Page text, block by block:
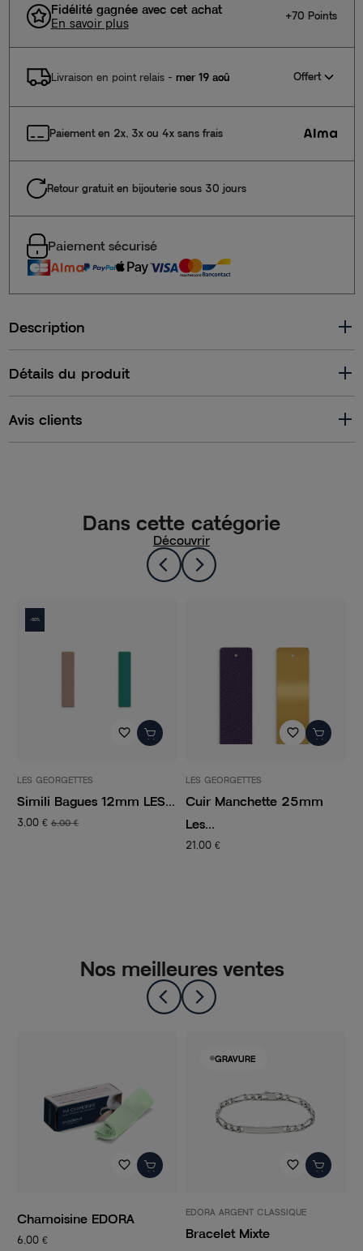
Fidélité gagnée avec cet achat
En savoir plus
+70 Points
Livraison en point relais- mer 19 aoû Offert
Paiement en 2x, 3x ou 4x sans frais
Retour gratuit en bijouterie sous 30 jours
Paiement sécurisé
Description
Détails du produit
Avis clients
Dans cette catégorie
Découvrir
favorite_border
LES GEORGETTES
Simili Bagues 12mm LES...
3,00 € 6,00 €
-50%
favorite_border
LES GEORGETTES
Cuir Manchette 25mm
Les...
21,00 €
Nos meilleures ventes
favorite_border
Chamoisine EDORA
6,00 €
GRAVURE
favorite_border
EDORA ARGENT CLASSIQUE
Bracelet Mixte